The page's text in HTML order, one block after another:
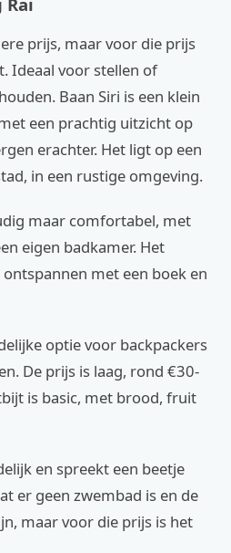
prijs, maar voor die prijs
Ideaal voor stellen of
Baan Siri is een klein
een prachtig uitzicht op
erachter. Het ligt op een
in een rustige omgeving.
maar comfortabel, met
eigen badkamer. Het
met een boek en
optie voor backpackers
De prijs is laag, rond €30-
is basic, met brood, fruit
en spreekt een beetje
er geen zwembad is en de
maar voor die prijs is het